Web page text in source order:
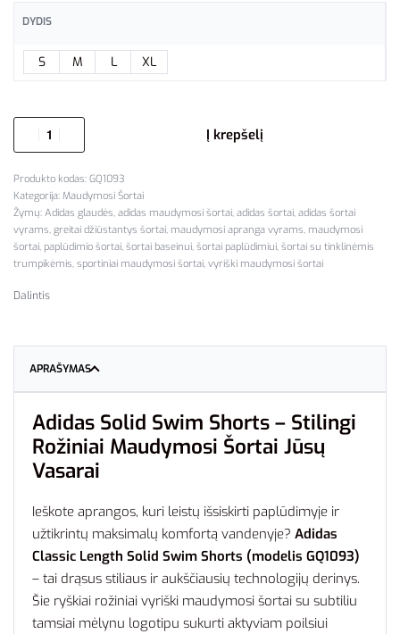
DYDIS
S M L XL
Į krepšelį
GQ1093
Kategorija: Maudymosi Šortai
Žymų: Adidas glaudės, adidas maudymosi šortai, adidas šortai, adidas šortai
vyrams, greitai džiūstantys šortai, maudymosi apranga vyrams, maudymosi
šortai, paplūdimio šortai, šortai baseinui, šortai paplūdimiui, šortai su tinklinėmis
trumpikėmis, sportiniai maudymosi šortai, vyriški maudymosi šortai
Dalintis
APRAŠYMAS
Adidas Solid Swim Shorts – Stilingi
Rožiniai Maudymosi Šortai Jūsų
Vasarai
Ieškote aprangos, kuri leistų išsiskirti paplūdimyje ir
užtikrintų maksimalų komfortą vandenyje? Adidas
Classic Length Solid Swim Shorts (modelis GQ1093)
– tai drąsus stiliaus ir aukščiausių technologijų derinys.
Šie ryškiai rožiniai vyriški maudymosi šortai su subtiliu
tamsiai mėlynu logotipu sukurti aktyviam poilsiui